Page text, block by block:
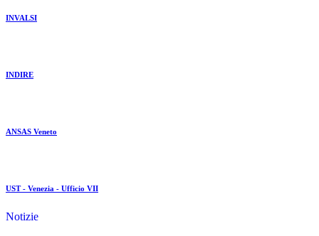
INVALSI
INDIRE
ANSAS Veneto
UST - Venezia - Ufficio VII
Notizie